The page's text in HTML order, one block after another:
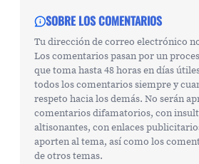
SOBRE LOS COMENTARIOS
Tu dirección de correo electrónico
Los comentarios pasan por un
que toma hasta 48 horas en días
todos los comentarios siempre y
respeto hacia los demás. No serán
comentarios difamatorios, con
altisonantes, con enlaces
aporten al tema, así como los
de otros temas.